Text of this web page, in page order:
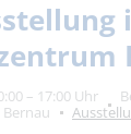
– 17:00 Uhr